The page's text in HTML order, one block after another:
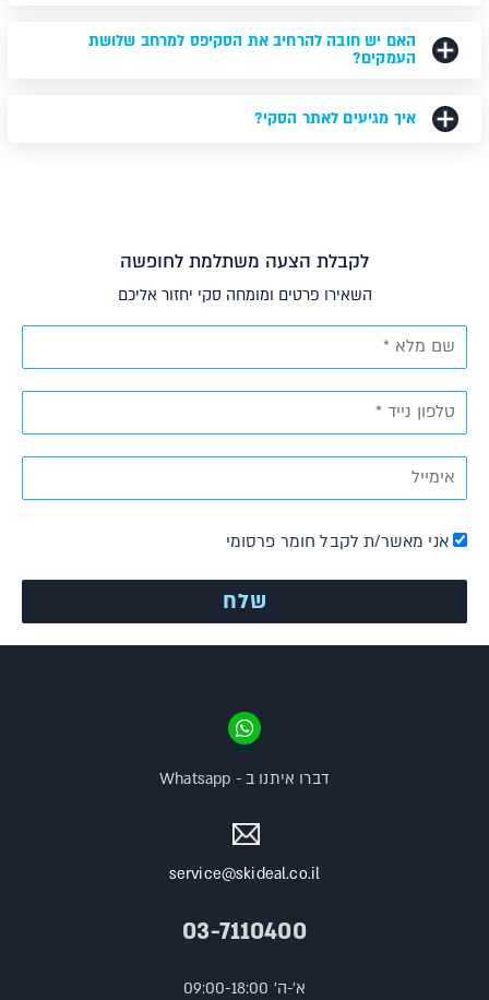
האם יש חובה להרחיב את הסקיפס למרחב שלושת
העמקים?
איך מגיעים לאתר הסקי?
לקבלת הצעה משתלמת לחופשה
השאירו פרטים ומומחה סקי יחזור אליכם
אני מאשר/ת לקבל חומר פרסומי
service@skideal.co.il
03-7110400
א'-ה' 09:00-18:00
דברו איתנו ב - Whatsapp